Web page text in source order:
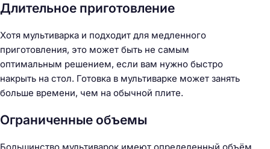
Длительное приготовление
Хотя мультиварка и подходит для медленного
приготовления, это может быть не самым
оптимальным решением, если вам нужно быстро
накрыть на стол. Готовка в мультиварке может занять
больше времени, чем на обычной плите.
Ограниченные объемы